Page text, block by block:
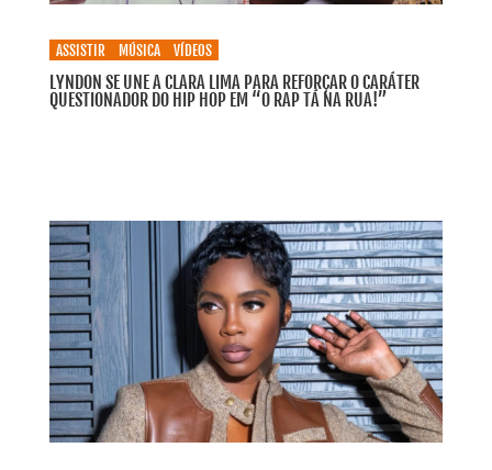
ASSISTIR MÚSICA VÍDEOS
LYNDON SE UNE A CLARA LIMA PARA REFORÇAR O CARÁTER
QUESTIONADOR DO HIP HOP EM “O RAP TÁ NA RUA!”